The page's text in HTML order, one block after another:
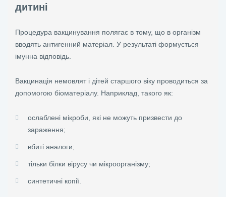
дитині
Процедура вакцинування полягає в тому, що в організм
вводять антигенний матеріал. У результаті формується
імунна відповідь.
Вакцинація немовлят і дітей старшого віку проводиться за
допомогою біоматеріалу. Наприклад, такого як:
ослаблені мікроби, які не можуть призвести до
зараження;
вбиті аналоги;
тільки білки вірусу чи мікроорганізму;
синтетичні копії.